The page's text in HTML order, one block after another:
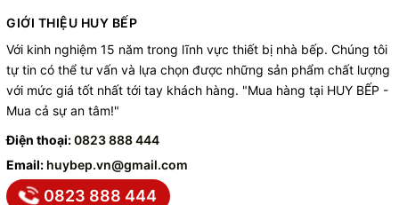
GIỚI THIỆU HUY BẾP
Với kinh nghiệm 15 năm trong lĩnh vực thiết bị nhà bếp. Chúng tôi
tự tin có thể tư vấn và lựa chọn được những sản phẩm chất lượng
với mức giá tốt nhất tới tay khách hàng. "Mua hàng tại HUY BẾP -
Mua cả sự an tâm!"
Điện thoại:0823 888 444
Email: huybep.vn@gmail.com
0823 888 444